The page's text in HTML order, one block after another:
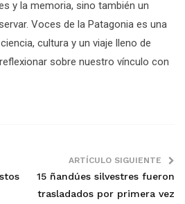
y la memoria, sino también un
Voces de la Patagonia es una
cultura y un viaje lleno de
sobre nuestro vínculo con
ARTÍCULO SIGUIENTE
15 ñandúes silvestres fueron
trasladados por primera vez